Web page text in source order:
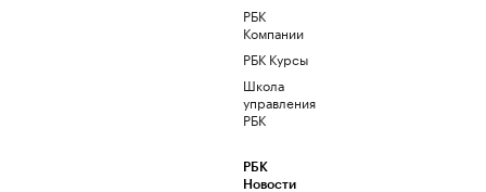
РБК
Компании
РБК Курсы
Школа
управления
РБК
РБК
Новости